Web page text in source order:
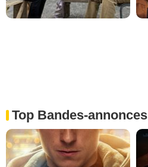
Top Bandes-annonces